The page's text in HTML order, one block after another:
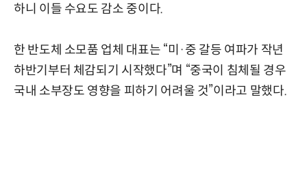
하니 이들 수요도 감소 중이다.
한 반도체 소모품 업체 대표는 “미·중 갈등 여파가 작년
하반기부터 체감되기 시작했다”며 “중국이 침체될 경우
국내 소부장도 영향을 피하기 어려울 것”이라고 말했다.